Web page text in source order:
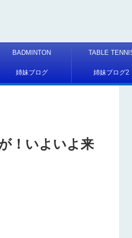
BADMINTON TABLE
姉妹ブログ 姉妹ブログ2
！いよいよ来